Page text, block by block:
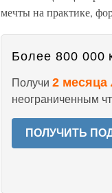
мечты на практике,
Более 800 000
Получи 2 месяца
неограниченным
ПОЛУЧИТЬ